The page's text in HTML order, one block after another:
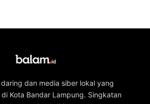
dan media siber lokal yang
Kota Bandar Lampung. Singkatan